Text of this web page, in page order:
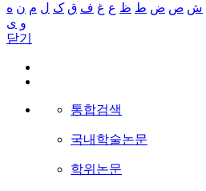
ش ص ض ط ظ ع غ ف ق ک ل م ن ه
و ی
닫기
통합검색
국내학술논문
학위논문